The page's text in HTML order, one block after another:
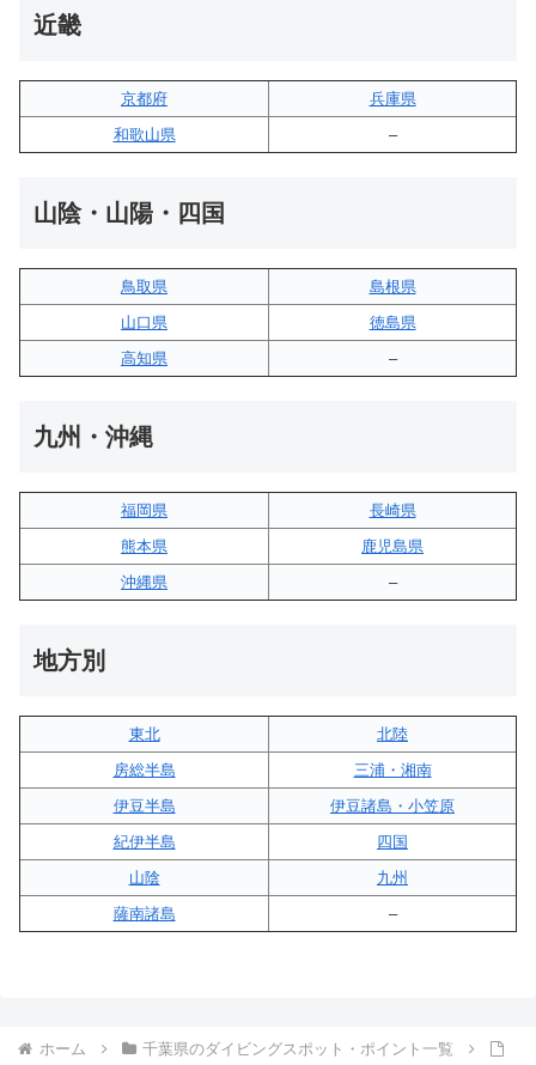
近畿
京都府
兵庫県
和歌山県
–
山陰・山陽・四国
鳥取県
島根県
山口県
徳島県
高知県
–
九州・沖縄
福岡県
長崎県
熊本県
鹿児島県
沖縄県
–
地方別
東北
北陸
房総半島
三浦・湘南
伊豆半島
伊豆諸島・小笠原
紀伊半島
四国
山陰
九州
薩南諸島
–
ホーム 千葉県のダイビングスポット・ポイント一覧